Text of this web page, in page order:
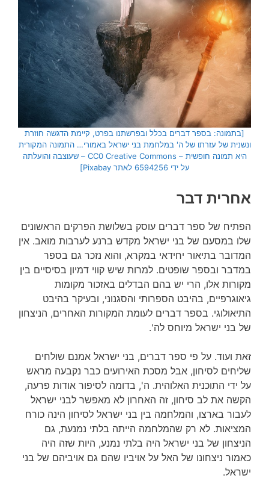
[בתמונה: בספר דברים בכלל ובפרשתנו בפרט, קיימת הדגשה חוזרת
ונשנית של עזרתו של ה' במלחמת בני ישראל באמורי… התמונה המקורית
היא תמונה חופשית – CC0 Creative Commons – שעוצבה והועלתה
על ידי 6594256 לאתר Pixabay]
אחרית דבר
הפתיח של ספר דברים עוסק בשלושת הפרקים הראשונים
שלו במסעם של בני ישראל מקדש ברנע לערבות מואב. אין
המדובר בתיאור יחידאי במקרא, והוא נזכר גם בספר
במדבר ובספר שופטים. למרות שיש קווי דמיון בסיסיים בין
מקורות אלו, הרי יש בהם הבדלים באזכור מקומות
גיאוגרפיים, בהיבט הספרותי והסגנוני, ובעיקר בהיבט
התיאולוגי. בספר דברים לעומת המקורות האחרים, הניצחון
של בני ישראל מיוחס לה'.
זאת ועוד. על פי ספר דברים, בני ישראל אמנם שולחים
שליחים לסיחון, אבל מסכת האירועים כבר נקבעה מראש
על ידי התוכנית האלוהית. ה', בדומה לסיפור אודות פרעה,
הקשה את לב סיחון, זה האחרון לא מאפשר לבני ישראל
לעבור בארצו, והמלחמה בין בני ישראל לסיחון הינה כורח
המציאות. לא רק שהמלחמה הייתה בלתי נמנעת, גם
הניצחון של בני ישראל היה בלתי נמנע, היות שזה היה
כאמור ניצחונו של האל על אויביו שהם גם אויביהם של בני
ישראל.